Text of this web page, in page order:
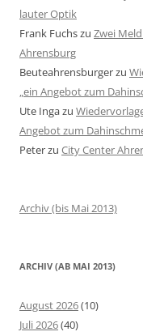
lauter Optik
Frank Fuchszu Zwei
Ahrensburg
Beuteahrensburgerzu
„ein Angebot zum
Ute Ingazu
Angebot zum
Peterzu City Center
Archiv (bis Mai 2013)
ARCHIV (AB MAI 2013)
August 2026(10)
Juli 2026(40)